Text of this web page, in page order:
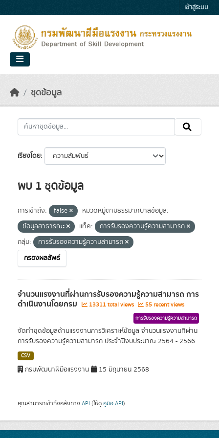
เข้าสู่ระบบ
ชุดข้อมูล
เรียงโดย
พบ 1 ชุดข้อมูล
การเข้าถึง: false
หมวดหมู่ตามธรรมาภิบาลข้อมูล:
ข้อมูลสาธารณะ
แท็ค:
การรับรองความรู้ความสามารถ
กลุ่ม:
การรับรองความรู้ความสามารถ
กรองผลลัพธ์
จำนวนแรงงานที่ผ่านการรับรองความรู้ความสามารถ การ
ดำเนินงานโดยกรม 13311 total views 55 recent views
การรับรองความรู้ความสามารถ
จัดทำชุดข้อมูลด้านแรงงานการวิเคราะห์ข้อมูล จำนวนแรงงานที่ผ่าน
การรับรองความรู้ความสามารถ ประจำปีงบประมาณ 2564 - 2566
CSV
กรมพัฒนาฝีมือแรงงาน 15 มิถุนายน 2568
คุณสามารถเข้าถึงคลังทาง API (ให้ดู คู่มือ API).